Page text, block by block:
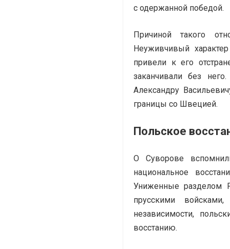
с одержанной победой.
Причиной такого
Неуживчивый
привели к его
заканчивали без
Александру
границы со Швецией.
Польское
О Суворове
национальное
Униженные разделом
прусскими
независимости,
восстанию.